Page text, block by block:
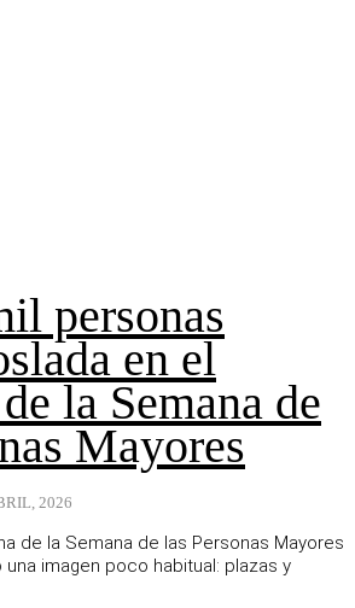
personas
en el
la Semana de
Mayores
2026
de la Semana de las Personas Mayores
imagen poco habitual: plazas y